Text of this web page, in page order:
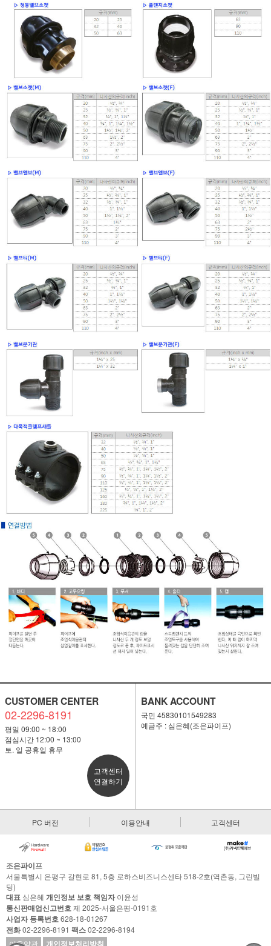
CUSTOMER CENTER
02-2296-8191
평일 09:00 ~ 18:00
점심시간 12:00 ~ 13:00
토. 일 공휴일 휴무
고객센터
연결하기
BANK ACCOUNT
국민 45830101549283
예금주 : 심은혜(조은파이프)
PC 버전 이용안내 고객센터
조은파이프
서울특별시 은평구 갈현로 81, 5층 로하스비즈니스센타 518-2호(역촌동, 그린빌
딩)
대표 심은혜 개인정보 보호 책임자이윤성
통신판매업신고번호제 2025-서울은평-0191호
사업자 등록번호628-18-01267
전화02-2296-8191 팩스02-2296-8194
이용약관
개인정보처리방침